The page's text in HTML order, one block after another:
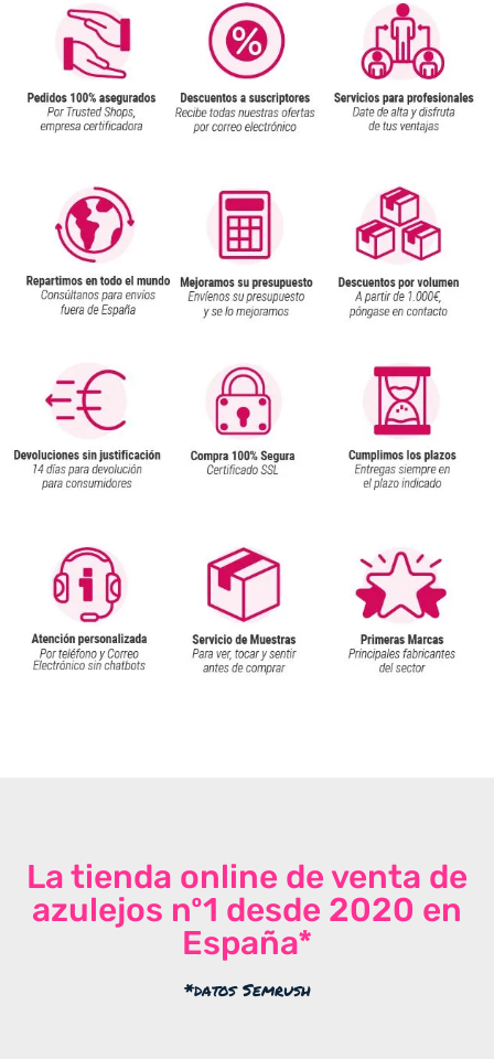
La tienda online de venta de
azulejos nº1 desde 2020 en
España*
*datos Semrush